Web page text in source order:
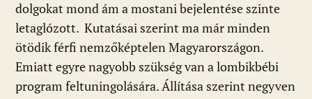
dolgokat mond ám a mostani bejelentése szinte
letaglózott. Kutatásai szerint ma már minden
ötödik férfi nemzőképtelen Magyarországon.
Emiatt egyre nagyobb szükség van a lombikbébi
program feltuningolására. Állítása szerint negyven